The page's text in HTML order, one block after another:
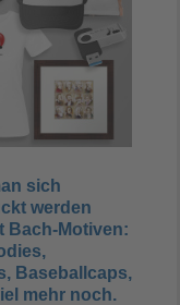
sich
werden
Bach-Motiven:
Baseballcaps,
mehr noch.